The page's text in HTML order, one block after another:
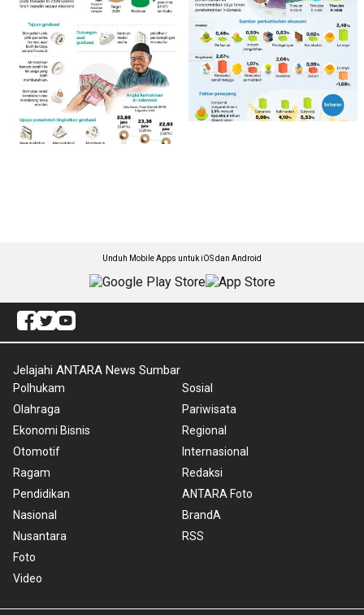
Unduh Mobile Apps untuk iOS dan Android
Jelajahi ANTARA News Sumbar
Polhukam
Olahraga
Ekonomi Bisnis
Otomotif
Ragam
Pendidikan
Nasional
Nusantara
Foto
Video
Sosial
Pariwisata
Regional
Internasional
Redaksi
ANTARA Foto
BrandA
RSS